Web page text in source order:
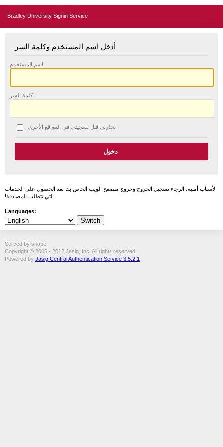
Bradley University Signin Service
أدخل اسم المستخدم وكلمة السر
اسم المستخدم
كلمة السر
تحذرني قبل تسجيلي في المواقع الأخرى.
لأسباب أمنية، الرجاء تسجيل الخروج وخروج متصفح الويب الخاص بك بعد الحصول على الخدمات
التي تتطلب المصادقة!
Languages:
Served by snape
Copyright © 2005 - 2012 Jasig, Inc. All rights reserved.
Powered by Jasig Central Authentication Service 3.5.2.1